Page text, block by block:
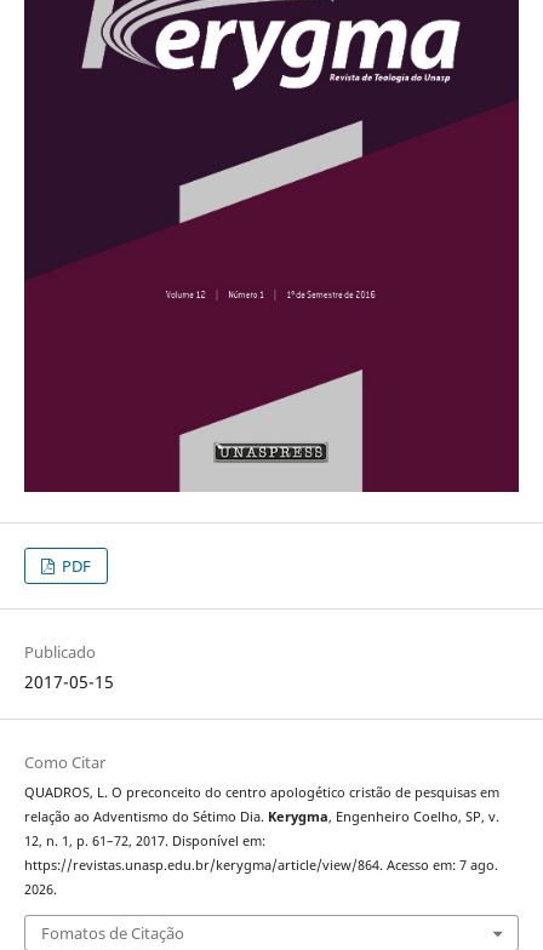
PDF
Publicado
2017-05-15
Como Citar
QUADROS, L. O preconceito do centro apologético cristão de pesquisas em
relação ao Adventismo do Sétimo Dia. Kerygma, Engenheiro Coelho, SP, v.
12, n. 1, p. 61–72, 2017. Disponível em:
https://revistas.unasp.edu.br/kerygma/article/view/864. Acesso em: 7 ago.
2026.
Fomatos de Citação